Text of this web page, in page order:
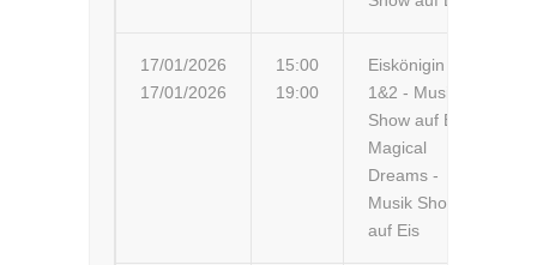
17/01/2026
17/01/2026
15:00
19:00
Eiskönigin
1&2 - Musik-
Show auf Eis
Magical
Dreams -
Musik Show
auf Eis